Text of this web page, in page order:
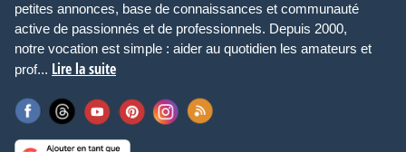
petites annonces, base de connaissances et communauté
active de passionnés et de professionnels. Depuis 2000,
notre vocation est simple : aider au quotidien les amateurs et
prof... Lire la suite